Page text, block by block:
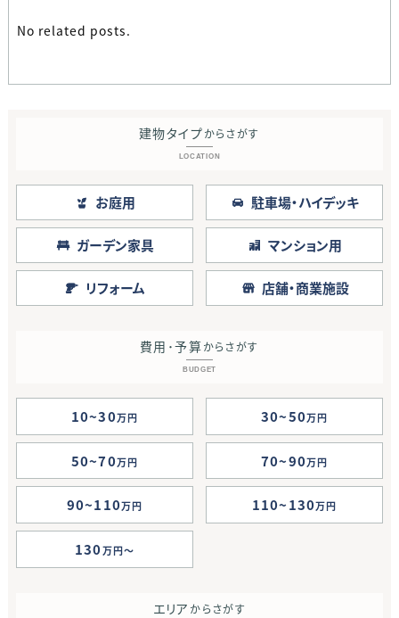
No related posts.
建物タイプからさがす
LOCATION
お庭用 駐車場・ハイデッキ
ガーデン家具 マンション用
リフォーム 店舗・商業施設
費用･予算からさがす
BUDGET
10~30万円 30~50万円
50~70万円 70~90万円
90~110万円 110~130万円
130万円
エリア からさがす